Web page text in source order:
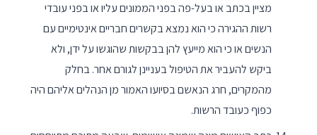
מציין בכתב או בעל-פה בפני הממונים עליו או בפני עובדי
רשות ההגירה כי הוא נמצא בקשרים חבריים אינטימיים עם
הנשים או כי הוא מייעץ להן בבקשות שהוגשו על ידן, ולא
ביקש להעביר את הטיפול בעניינן לגורם אחר. בחלק
מהמקרים, חרג הנאשם בסיועו האמור מן הנהלים אליהם היה
כפוף כעובד הרשות.